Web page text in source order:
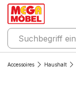
Accessoires Haushalt